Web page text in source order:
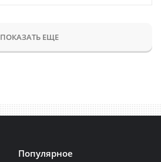
ПОКАЗАТЬ ЕЩЕ
Популярное